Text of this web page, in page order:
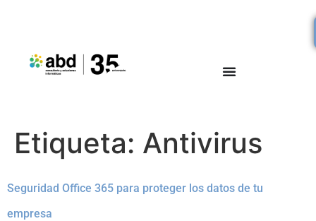
Etiqueta: Antivirus
Seguridad Office 365 para proteger los datos de tu
empresa